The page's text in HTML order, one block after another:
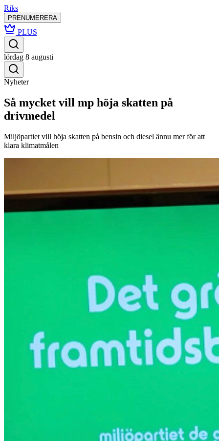
Riks
PRENUMERERA
PLUS
lördag 8 augusti
Nyheter
Så mycket vill mp höja skatten på
drivmedel
Miljöpartiet vill höja skatten på bensin och diesel ännu mer för att
klara klimatmålen